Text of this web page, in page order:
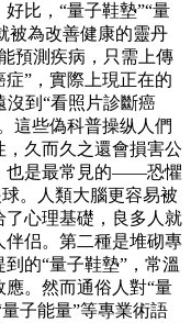
比，“量子鞋墊”“量
被為改善健康的靈丹
預測疾病，只需上傳
”，實際上現正在的
到“看照片診斷癌
這些偽科普操纵人們
久而久之還會損害公
也是最常見的——恐懼
。人類大腦更容易被
心理基礎，良多人就
侣。第二種是堆砌專
的“量子鞋墊”，常溫
。然而通俗人對“量
子能量”等專業術語